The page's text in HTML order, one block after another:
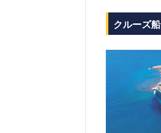
クルーズ船